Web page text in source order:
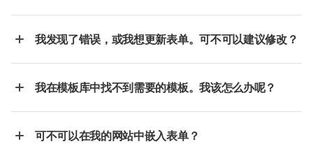
我发现了错误，或我想更新表单。可不可以建议修改？
我在模板库中找不到需要的模板。我该怎么办呢？
可不可以在我的网站中嵌入表单？